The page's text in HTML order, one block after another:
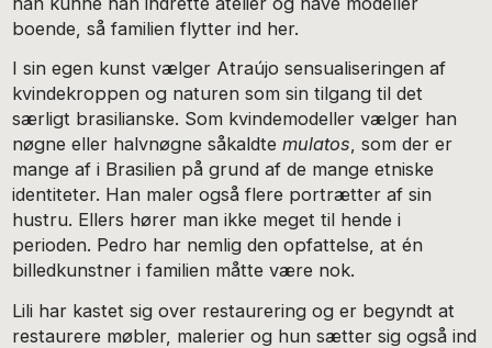
boende, så familien flytter ind her.
I sin egen kunst vælger Atraújo sensualiseringen af
kvindekroppen og naturen som sin tilgang til det
særligt brasilianske. Som kvindemodeller vælger han
nøgne eller halvnøgne såkaldtemulatos, som der er
mange af i Brasilien på grund af de mange etniske
identiteter. Han maler også flere portrætter af sin
hustru. Ellers hører man ikke meget til hende i
perioden. Pedro har nemlig den opfattelse, at én
billedkunstner i familien måtte være nok.
Lili har kastet sig over restaurering og er begyndt at
restaurere møbler, malerier og hun sætter sig også ind